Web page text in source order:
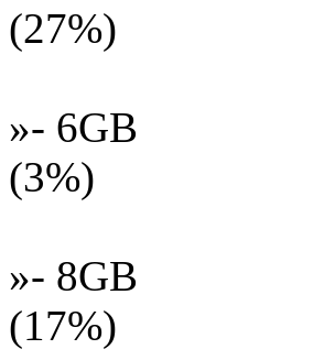
(27%)
»- 6GB
(3%)
»- 8GB
(17%)